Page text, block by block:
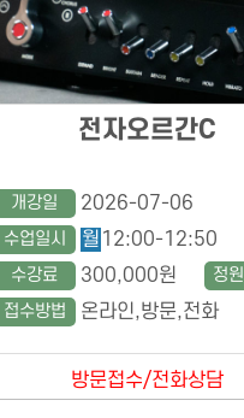
방문접수/전화상담
전자오르간C
개강일 2026-07-06
수업일시 월 12:00-12:50
수강료 300,000원 정원
접수방법 온라인,방문,전화